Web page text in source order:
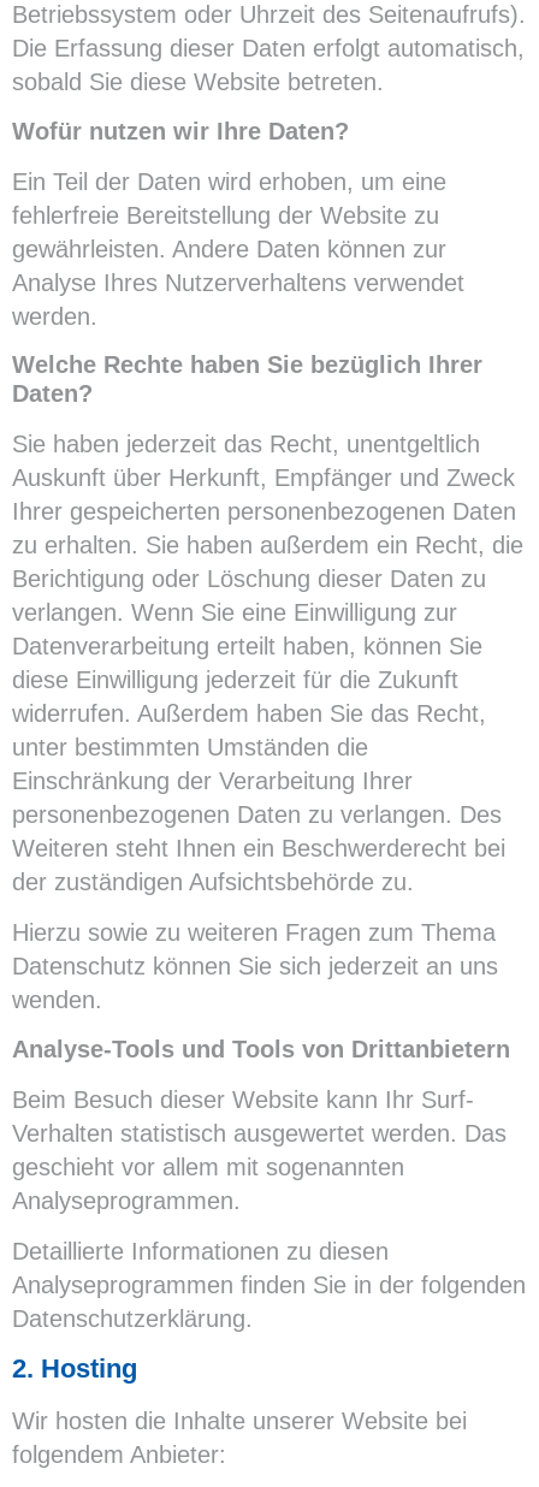
Betriebssystem oder Uhrzeit des Seitenaufrufs).
Die Erfassung dieser Daten erfolgt automatisch,
sobald Sie diese Website betreten.
Wofür nutzen wir Ihre Daten?
Ein Teil der Daten wird erhoben, um eine
fehlerfreie Bereitstellung der Website zu
gewährleisten. Andere Daten können zur
Analyse Ihres Nutzerverhaltens verwendet
werden.
Welche Rechte haben Sie bezüglich Ihrer
Daten?
Sie haben jederzeit das Recht, unentgeltlich
Auskunft über Herkunft, Empfänger und Zweck
Ihrer gespeicherten personenbezogenen Daten
zu erhalten. Sie haben außerdem ein Recht, die
Berichtigung oder Löschung dieser Daten zu
verlangen. Wenn Sie eine Einwilligung zur
Datenverarbeitung erteilt haben, können Sie
diese Einwilligung jederzeit für die Zukunft
widerrufen. Außerdem haben Sie das Recht,
unter bestimmten Umständen die
Einschränkung der Verarbeitung Ihrer
personenbezogenen Daten zu verlangen. Des
Weiteren steht Ihnen ein Beschwerderecht bei
der zuständigen Aufsichtsbehörde zu.
Hierzu sowie zu weiteren Fragen zum Thema
Datenschutz können Sie sich jederzeit an uns
wenden.
Analyse-Tools und Tools von Dritt­anbietern
Beim Besuch dieser Website kann Ihr Surf-
Verhalten statistisch ausgewertet werden. Das
geschieht vor allem mit sogenannten
Analyseprogrammen.
Detaillierte Informationen zu diesen
Analyseprogrammen finden Sie in der folgenden
Datenschutzerklärung.
2. Hosting
Wir hosten die Inhalte unserer Website bei
folgendem Anbieter: